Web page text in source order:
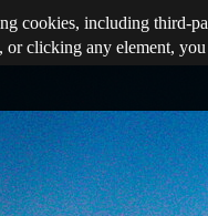
cookies, including third-
clicking any element,